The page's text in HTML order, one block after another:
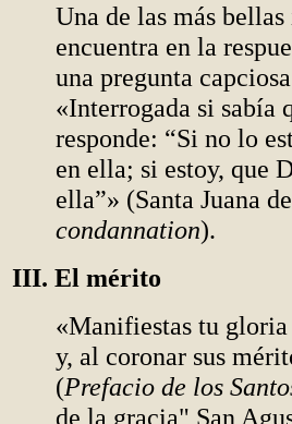
Una de las más
encuentra en la
una pregunta
«Interrogada si sabía
responde: “Si no lo
en ella; si estoy, que
ella”» (Santa Juana
condannation).
III. El mérito
«Manifiestas tu gloria
y, al coronar sus
(Prefacio de los
de la gracia" San